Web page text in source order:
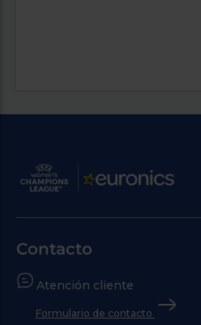
Contacto
Atención cliente
Formulario de contacto